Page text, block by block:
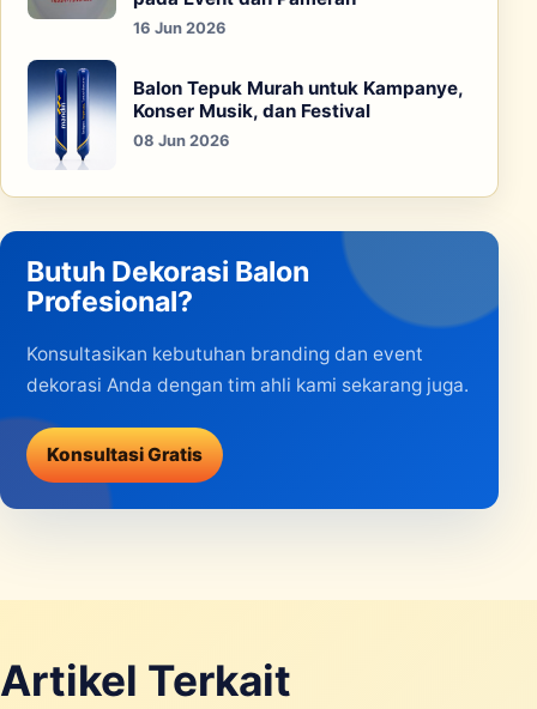
16 Jun 2026
Balon Tepuk Murah untuk Kampanye,
Konser Musik, dan Festival
08 Jun 2026
Butuh Dekorasi Balon
Profesional?
Konsultasikan kebutuhan branding dan event
dekorasi Anda dengan tim ahli kami sekarang juga.
Konsultasi Gratis
Artikel Terkait